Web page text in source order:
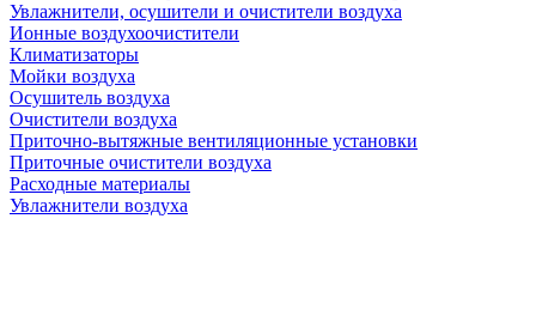
Увлажнители, осушители и очистители воздуха
Ионные воздухоочистители
Климатизаторы
Мойки воздуха
Осушитель воздуха
Очистители воздуха
Приточно-вытяжные вентиляционные установки
Приточные очистители воздуха
Расходные материалы
Увлажнители воздуха